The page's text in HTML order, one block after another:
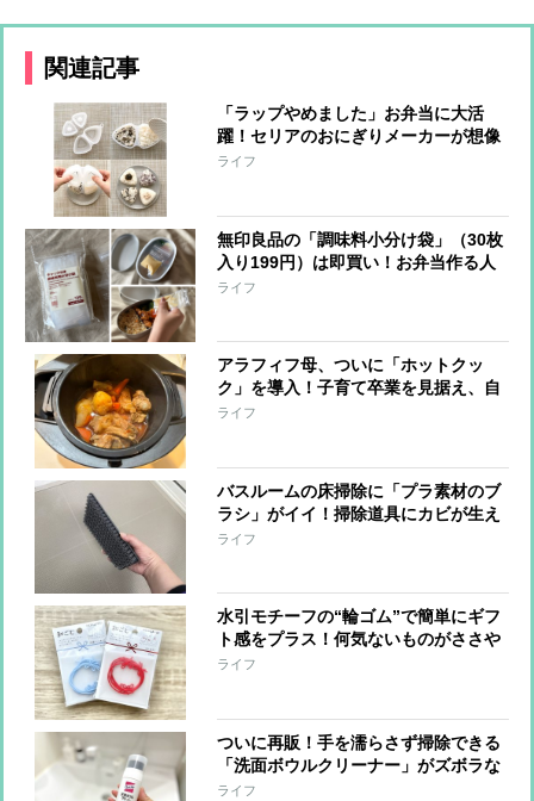
関連記事
「ラップやめました」お弁当に大活
躍！セリアのおにぎりメーカーが想像
以上【本日のお気に入り】
ライフ
無印良品の「調味料小分け袋」（30枚
入り199円）は即買い！お弁当作る人
はみんな買ってほしい【本日のお気に
ライフ
アラフィフ母、ついに「ホットクッ
ク」を導入！子育て卒業を見据え、自
分が食べたいものを作っています【本
ライフ
バスルームの床掃除に「プラ素材のブ
ラシ」がイイ！掃除道具にカビが生え
る心配もなくなりそう…【本日のお気
ライフ
水引モチーフの“輪ゴム”で簡単にギフ
ト感をプラス！何気ないものがささや
かな贈り物に【本日のお気に入り】
ライフ
ついに再販！手を濡らさず掃除できる
「洗面ボウルクリーナー」がズボラな
私を救う！【本日のお気に入り】
ライフ